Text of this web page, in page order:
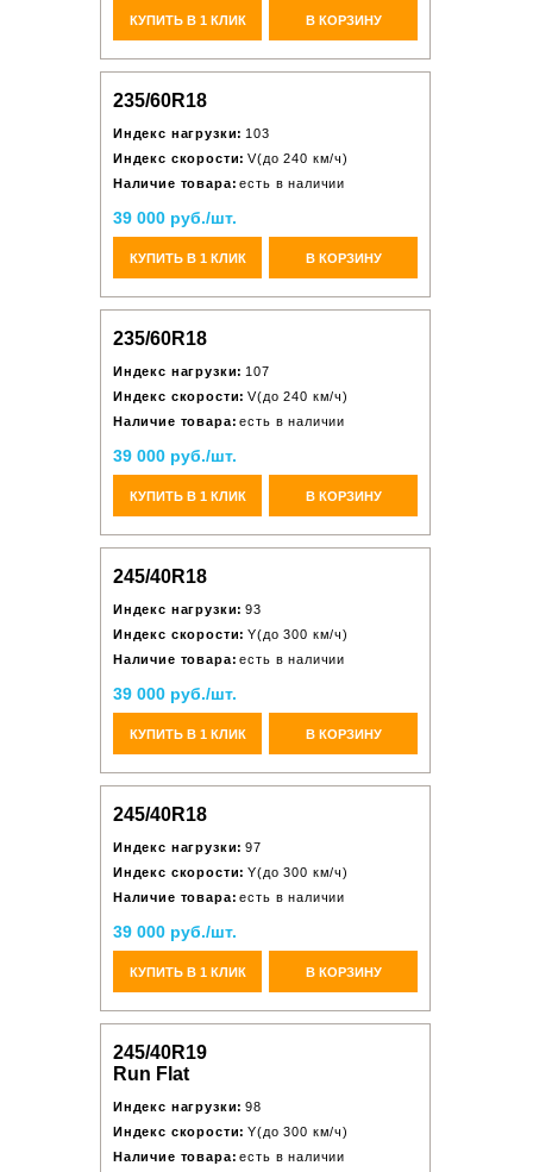
КУПИТЬ В 1 КЛИК В КОРЗИНУ
235/60R18
Индекс нагрузки: 103
Индекс скорости: V(до 240 км/ч)
Наличие товара: есть в наличии
39 000 руб./шт.
КУПИТЬ В 1 КЛИК В КОРЗИНУ
235/60R18
Индекс нагрузки: 107
Индекс скорости: V(до 240 км/ч)
Наличие товара: есть в наличии
39 000 руб./шт.
КУПИТЬ В 1 КЛИК В КОРЗИНУ
245/40R18
Индекс нагрузки: 93
Индекс скорости: Y(до 300 км/ч)
Наличие товара: есть в наличии
39 000 руб./шт.
КУПИТЬ В 1 КЛИК В КОРЗИНУ
245/40R18
Индекс нагрузки: 97
Индекс скорости: Y(до 300 км/ч)
Наличие товара: есть в наличии
39 000 руб./шт.
КУПИТЬ В 1 КЛИК В КОРЗИНУ
245/40R19
Run Flat
Индекс нагрузки: 98
Индекс скорости: Y(до 300 км/ч)
Наличие товара: есть в наличии